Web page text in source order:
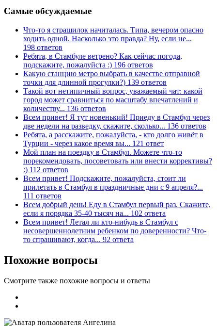
Самые обсуждаемые
Что-то я страшилок начиталась. Типа, вечером опасно
ходить одной. Насколько это правда? Ну, если не...
198 ответов
Ребята, в Стамбуле ветрено? Как сейчас погода,
подскажите, пожалуйста :) 196 ответов
Какую станцию метро выбрать в качестве отправной
точки для длинной прогулки?) 139 ответов
Такой вот нетипичный вопрос, уважаемый чат: какой
город может сравниться по масштабу впечатлений и
количеству... 136 ответов
Всем привет! Я тут новенький! Приеду в Стамбул через
две недели на разведку, скажите, сколько... 136 ответов
Ребята, а расскажите, пожалуйста, - кто долго живёт в
Турции - через какое время вы... 121 ответ
Мой план на поездку в Стамбул. Можете что-то
порекомендовать, посоветовать или внести коррективы?
:) 112 ответов
Всем привет! Подскажите, пожалуйста, стоит ли
прилетать в Стамбул в праздничные дни с 9 апреля?...
111 ответов
Всем добрый день! Еду в Стамбул первый раз. Скажите,
если я порядка 35-40 тысяч на... 102 ответа
Всем привет! Летал ли кто-нибудь в Стамбул с
несовершеннолетним ребенком по доверенности? Что-
то спрашивают, когда... 92 ответа
Похожие вопросы
Смотрите также похожие вопросы и ответы